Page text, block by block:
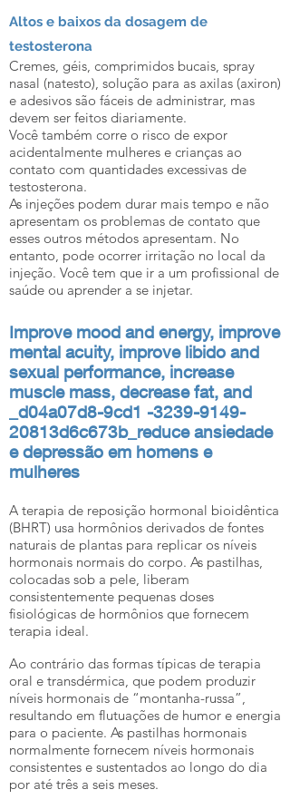
Altos e baixos da dosagem de
testosterona
Cremes, géis, comprimidos bucais, spray
nasal (natesto), solução para as axilas (axiron)
e adesivos são fáceis de administrar, mas
devem ser feitos diariamente.
Você também corre o risco de expor
acidentalmente mulheres e crianças ao
contato com quantidades excessivas de
testosterona.
As injeções podem durar mais tempo e não
apresentam os problemas de contato que
esses outros métodos apresentam. No
entanto, pode ocorrer irritação no local da
injeção. Você tem que ir a um profissional de
saúde ou aprender a se injetar.
Improve mood and energy, ​improve
mental acuity, ​improve libido and
sexual performance, ​increase
muscle mass, decrease fat, and
_d04a07d8-9cd1 -3239-9149-
20813d6c673b_reduce ansiedade
e depressão em homens e
mulheres
A terapia de reposição hormonal bioidêntica
(BHRT) usa hormônios derivados de fontes
naturais de plantas para replicar os níveis
hormonais normais do corpo. As pastilhas,
colocadas sob a pele, liberam
consistentemente pequenas doses
fisiológicas de hormônios que fornecem
terapia ideal.
Ao contrário das formas típicas de terapia
oral e transdérmica, que podem produzir
níveis hormonais de “montanha-russa”,
resultando em flutuações de humor e energia
para o paciente. As pastilhas hormonais
normalmente fornecem níveis hormonais
consistentes e sustentados ao longo do dia
por até três a seis meses.